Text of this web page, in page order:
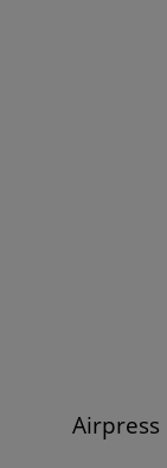
Airpress